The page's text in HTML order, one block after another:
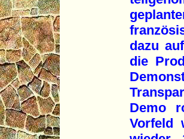
dazu
die
Demo
Vorfeld